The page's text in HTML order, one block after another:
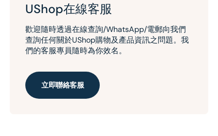
UShop在線客服
歡迎隨時透過在線查詢/WhatsApp/電郵向我們
查詢任何關於UShop購物及產品資訊之問題。我
們的客服專員隨時為你效名。
立即聯絡客服